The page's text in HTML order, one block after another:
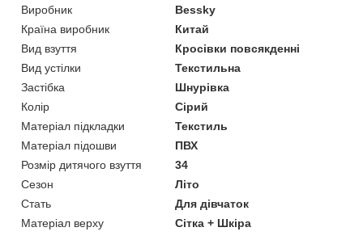
Виробник
Bessky
Країна виробник
Китай
Вид взуття
Кросівки повсякденні
Вид устілки
Текстильна
Застібка
Шнурівка
Колір
Сірий
Матеріал підкладки
Текстиль
Матеріал підошви
ПВХ
Розмір дитячого взуття
34
Сезон
Літо
Стать
Для дівчаток
Матеріал верху
Сітка + Шкіра